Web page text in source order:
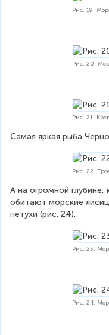
Рис. 19.
Рис. 20.
Рис. 21.
Самая яркая рыба
Рис. 22.
А на огромной
обитают морские
петухи (рис. 24).
Рис. 23.
Рис. 24.